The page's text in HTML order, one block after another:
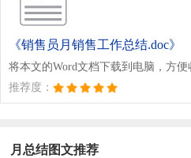
《销售员月销售工作总结.doc》
将本文的Word文档下载到电脑，方便
推荐度：
月总结图文推荐